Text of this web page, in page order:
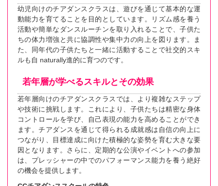
幼児向けのチアダンスクラスは、遊びを通じて基本的な運
動能力を育てることを目的としています。リズム感を養う
活動や簡単なダンスルーチンを取り入れることで、子供た
ちの体力増強と共に協調性や集中力の向上を図ります。ま
た、同年代の子供たちと一緒に活動することで社交的スキ
ルも自 naturally進的に育つのです。
若年層が学べるスキルとその効果
若年層向けのチアダンスクラスでは、より複雑なステップ
や技術に挑戦します。これにより、子供たちは精密な身体
コントロールを学び、自己表現の能力を高めることができ
ます。チアダンスを通じて得られる成就感は自信の向上に
つながり、目標達成に向けた積極的な姿勢を育む大きな要
因となります。さらに、定期的な公演やイベントへの参加
は、プレッシャーの中でのパフォーマンス能力を養う絶好
の機会を提供します。